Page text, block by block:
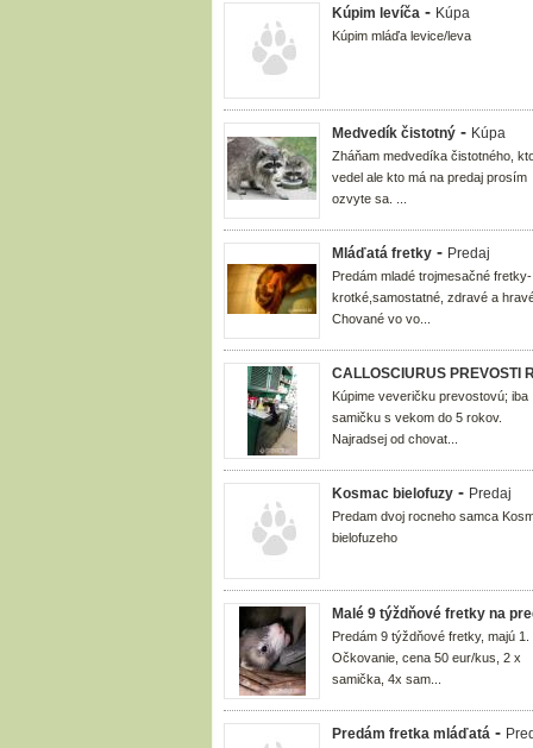
Kúpim levíča - Kúpa
Kúpim mláďa levice/leva
Medvedík čistotný - Kúpa
Zháňam medvedíka čistotného,
vedel ale kto má na predaj prosím
ozvyte sa. ...
Mláďatá fretky - Predaj
Predám mladé trojmesačné fretky-
krotké,samostatné, zdravé a
Chované vo vo...
CALLOSCIURUS
Kúpime veveričku prevostovú; iba
samičku s vekom do 5 rokov.
Najradsej od chovat...
Kosmac bielofuzy - Predaj
Predam dvoj rocneho samca
bielofuzeho
Malé 9 týždňové fretky na
Predám 9 týždňové fretky, majú 1.
Očkovanie, cena 50 eur/kus, 2 x
samička, 4x sam...
Predám fretka mláďatá -